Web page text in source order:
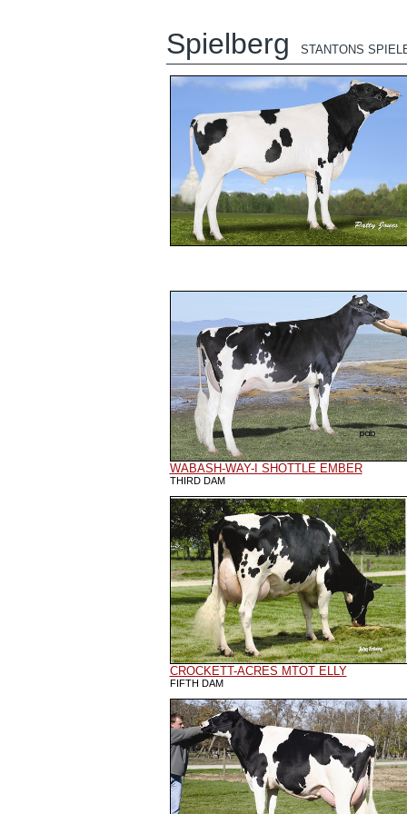
Spielberg STANTONS
WABASH-WAY-I SHOTTLE EMBER
THIRD DAM
CROCKETT-ACRES MTOT ELLY
FIFTH DAM